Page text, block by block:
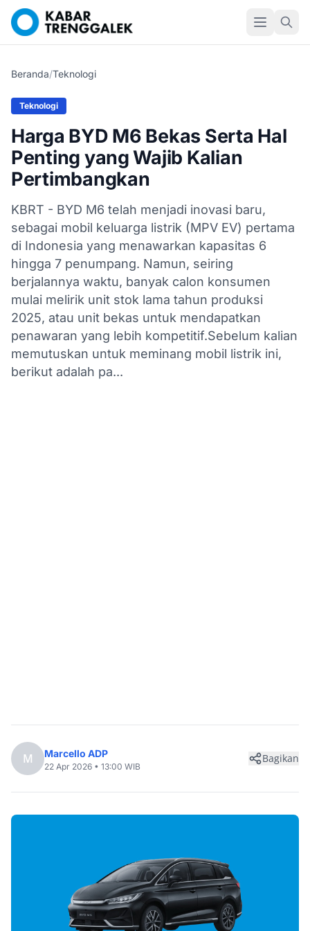
Beranda/Teknologi
Teknologi
Harga BYD M6 Bekas Serta Hal
Penting yang Wajib Kalian
Pertimbangkan
KBRT - BYD M6 telah menjadi inovasi baru,
sebagai mobil keluarga listrik (MPV EV) pertama
di Indonesia yang menawarkan kapasitas 6
hingga 7 penumpang. Namun, seiring
berjalannya waktu, banyak calon konsumen
mulai melirik unit stok lama tahun produksi
2025, atau unit bekas untuk mendapatkan
penawaran yang lebih kompetitif.Sebelum kalian
memutuskan untuk meminang mobil listrik ini,
berikut adalah pa...
M Marcello ADP
22 Apr 2026 • 13:00 WIB
Bagikan